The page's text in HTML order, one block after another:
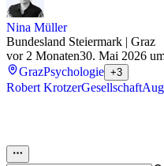
Nina Müller
Bundesland Steiermark | Graz
vor 2 Monaten30. Mai 2026
GrazPsychologie +3
Robert KrotzerGesellschaft